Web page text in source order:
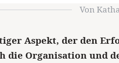
Von
Aspekt, der den
die Organisation und